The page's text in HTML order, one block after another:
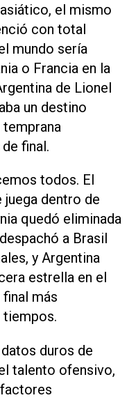
el mismo
con total
mundo sería
o Francia en la
de Lionel
un destino
final.
todos. El
dentro de
quedó eliminada
a Brasil
y Argentina
estrella en el
más
duros de
talento ofensivo,